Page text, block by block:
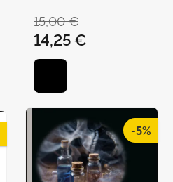
PILAR
15,00 €
14,25 €
-5%